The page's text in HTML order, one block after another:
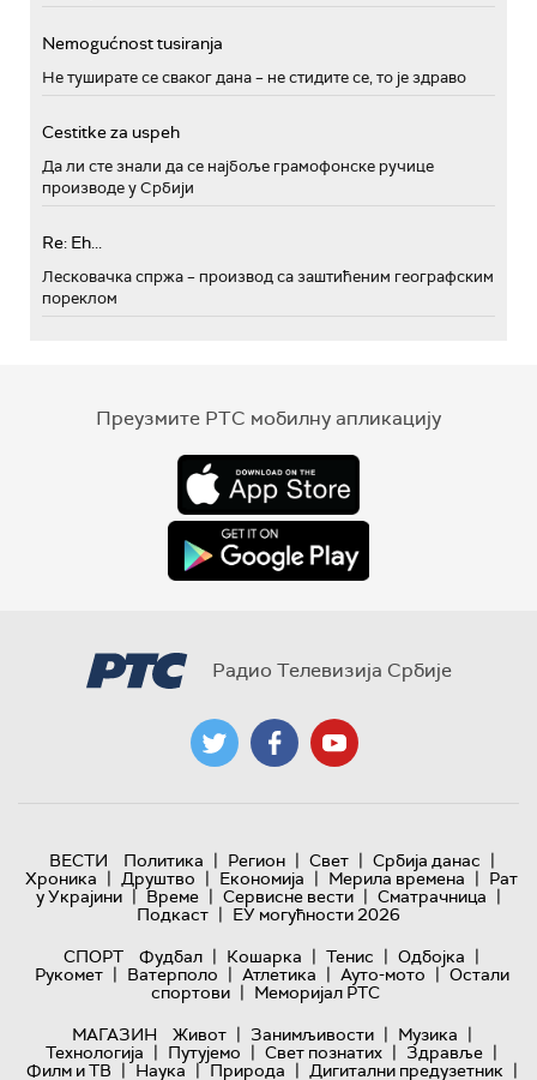
Nemogućnost tusiranja
Не туширате се сваког дана – не стидите се, то је здраво
Cestitke za uspeh
Да ли сте знали да се најбоље грамофонске ручице
производе у Србији
Re: Eh...
Лесковачка спржа – производ са заштићеним географским
пореклом
Преузмите РТС мобилну апликацију
Радио Телевизија Србије
ВЕСТИ Политика | Регион | Свет | Србија данас |
Хроника | Друштво | Економија | Мерила времена | Рат
у Украјини | Време | Сервисне вести | Сматрачница |
Подкаст | ЕУ могућности 2026
СПОРТ
Фудбал | Кошарка | Тенис | Одбојка |
Рукомет | Ватерполо | Атлетика | Ауто-мото | Остали
спортови | Меморијал РТС
МАГАЗИН
Живот | Занимљивости | Музика |
Технологијa | Путујемо | Свет познатих | Здравље |
Филм и ТВ | Наука | Природа | Дигитални предузетник |